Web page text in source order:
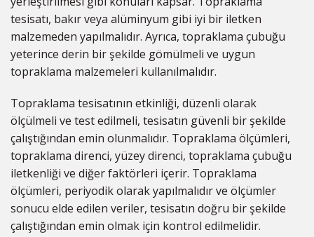
tesisatı, bakır veya alüminyum gibi iyi bir iletken
malzemeden yapılmalıdır. Ayrıca, topraklama çubuğu
yeterince derin bir şekilde gömülmeli ve uygun
topraklama malzemeleri kullanılmalıdır.
Topraklama tesisatının etkinliği, düzenli olarak
ölçülmeli ve test edilmeli, tesisatın güvenli bir şekilde
çalıştığından emin olunmalıdır. Topraklama ölçümleri,
topraklama direnci, yüzey direnci, topraklama çubuğu
iletkenliği ve diğer faktörleri içerir. Topraklama
ölçümleri, periyodik olarak yapılmalıdır ve ölçümler
sonucu elde edilen veriler, tesisatın doğru bir şekilde
çalıştığından emin olmak için kontrol edilmelidir.